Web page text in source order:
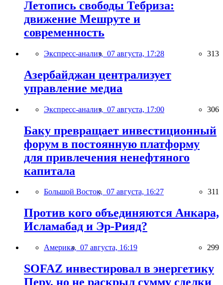
Летопись свободы Тебриза:
движение Мешруте и
современность
Экспресс-анализ, 07 августа, 17:28 313
Азербайджан централизует
управление медиа
Экспресс-анализ, 07 августа, 17:00 306
Баку превращает инвестиционный
форум в постоянную платформу
для привлечения ненефтяного
капитала
Большой Восток, 07 августа, 16:27 311
Против кого объединяются Анкара,
Исламабад и Эр-Рияд?
Америка, 07 августа, 16:19 299
SOFAZ инвестировал в энергетику
Перу, но не раскрыл сумму сделки